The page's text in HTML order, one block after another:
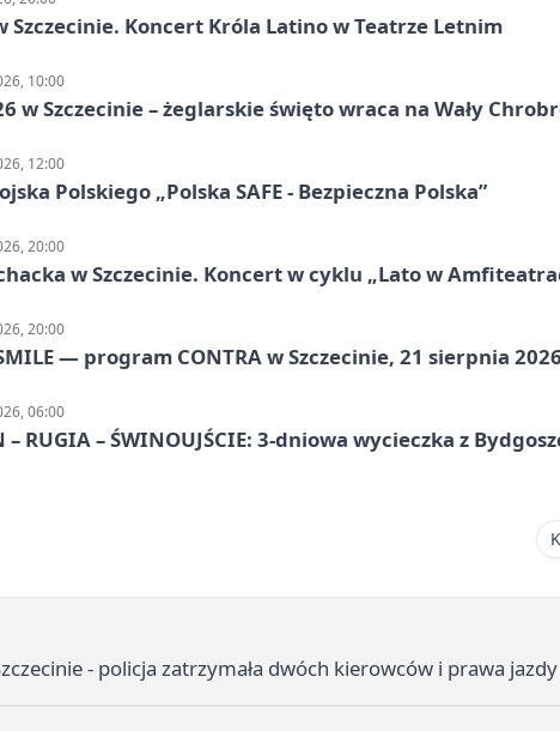
Szczecinie. Koncert Króla Latino w Teatrze Letnim
10:00
w Szczecinie – żeglarskie święto wraca na Wały
12:00
Polskiego „Polska SAFE - Bezpieczna Polska”
20:00
w Szczecinie. Koncert w cyklu „Lato w
20:00
— program CONTRA w Szczecinie, 21 sierpnia 2026
06:00
– RUGIA – ŚWINOUJŚCIE: 3-dniowa wycieczka z
- policja zatrzymała dwóch kierowców i prawa jazdy